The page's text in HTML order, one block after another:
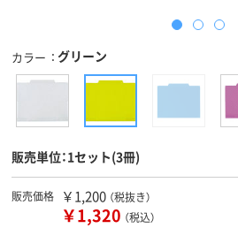
カラー グリーン
販売単位：1セット(3冊)
販売価格 ￥1,200 （税抜き）
￥1,320 （税込）